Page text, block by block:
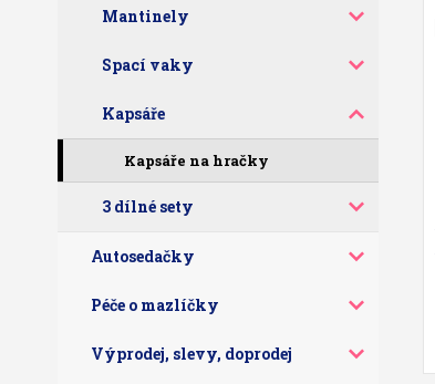
Mantinely
Spací vaky
Kapsáře
Kapsáře na hračky
3 dílné sety
Autosedačky
Péče o mazlíčky
Výprodej, slevy, doprodej